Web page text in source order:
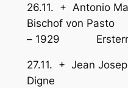
26.11. + Antonio
Bischof
– 1929
27.11. + Jean
Digne